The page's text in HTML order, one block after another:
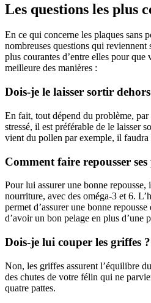
Les questions les plus
En ce qui concerne les plaques sans
nombreuses questions qui
plus courantes d’entre elles pour que
meilleure des manières :
Dois-je le laisser sortir
En fait, tout dépend du problème,
stressé, il est préférable de le laisser
vient du pollen par exemple, il faudra
Comment faire repousser ses
Pour lui assurer une bonne
nourriture, avec des oméga-3 et 6.
permet d’assurer une bonne
d’avoir un bon pelage en plus d’une
Dois-je lui couper les griffes ?
Non, les griffes assurent l’équilibre
des chutes de votre félin qui ne
quatre pattes.